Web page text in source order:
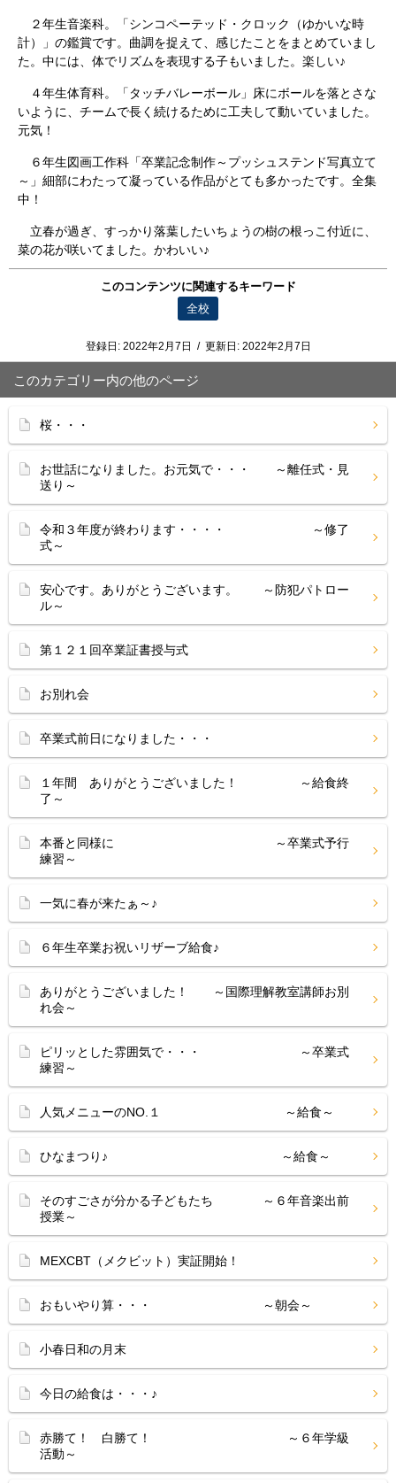
２年生音楽科。「シンコペーテッド・クロック（ゆかいな時
計）」の鑑賞です。曲調を捉えて、感じたことをまとめていまし
た。中には、体でリズムを表現する子もいました。楽しい♪
４年生体育科。「タッチバレーボール」床にボールを落とさな
いように、チームで長く続けるために工夫して動いていました。
元気！
６年生図画工作科「卒業記念制作～プッシュステンド写真立て
～」細部にわたって凝っている作品がとても多かったです。全集
中！
立春が過ぎ、すっかり落葉したいちょうの樹の根っこ付近に、
菜の花が咲いてました。かわいい♪
このコンテンツに関連するキーワード
全校
登録日: 2022年2月7日 / 更新日: 2022年2月7日
このカテゴリー内の他のページ
桜・・・
お世話になりました。お元気で・・・ ～離任式・見
送り～
令和３年度が終わります・・・・ ～修了
式～
安心です。ありがとうございます。 ～防犯パトロー
ル～
第１２１回卒業証書授与式
お別れ会
卒業式前日になりました・・・
１年間 ありがとうございました！ ～給食終
了～
本番と同様に ～卒業式予行
練習～
一気に春が来たぁ～♪
６年生卒業お祝いリザーブ給食♪
ありがとうございました！ ～国際理解教室講師お別
れ会～
ピリッとした雰囲気で・・・ ～卒業式
練習～
人気メニューのNO.１ ～給食～
ひなまつり♪ ～給食～
そのすごさが分かる子どもたち ～６年音楽出前
授業～
MEXCBT（メクビット）実証開始！
おもいやり算・・・ ～朝会～
小春日和の月末
今日の給食は・・・♪
赤勝て！ 白勝て！ ～６年学級
活動～